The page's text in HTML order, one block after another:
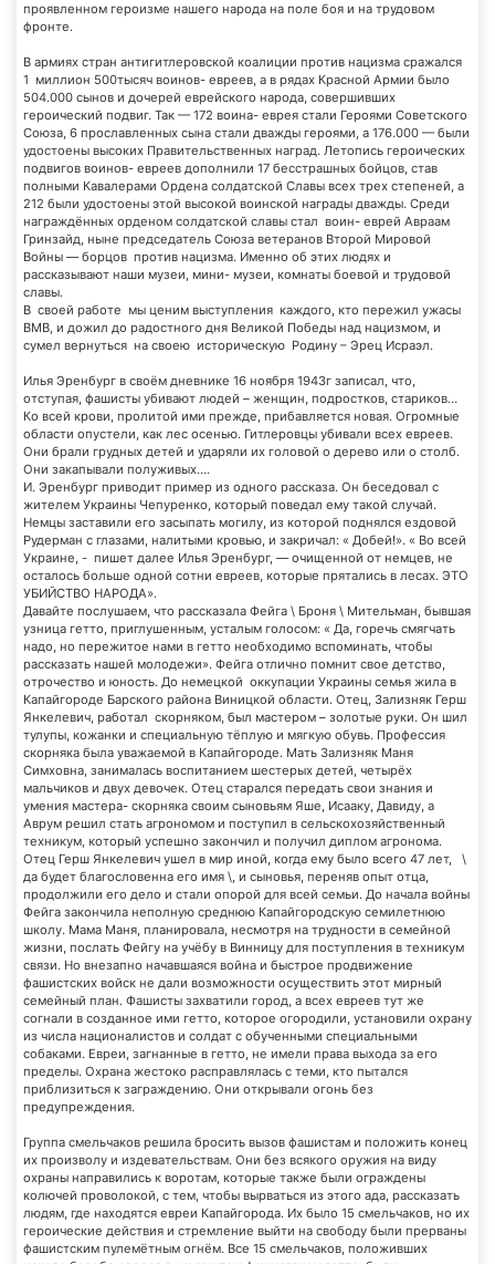
проявленном героизме нашего народа на поле боя и на трудовом
фронте.
В армиях стран антигитлеровской коалиции против нацизма сражался
1 миллион 500тысяч воинов- евреев, а в рядах Красной Армии было
504.000 сынов и дочерей еврейского народа, совершивших
героический подвиг. Так — 172 воина- еврея стали Героями Советского
Союза, 6 прославленных сына стали дважды героями, а 176.000 — были
удостоены высоких Правительственных наград. Летопись героических
подвигов воинов- евреев дополнили 17 бесстрашных бойцов, став
полными Кавалерами Ордена солдатской Славы всех трех степеней, а
212 были удостоены этой высокой воинской награды дважды. Среди
награждённых орденом солдатской славы стал воин- еврей Авраам
Гринзайд, ныне председатель Союза ветеранов Второй Мировой
Войны — борцов против нацизма. Именно об этих людях и
рассказывают наши музеи, мини- музеи, комнаты боевой и трудовой
славы.
В своей работе мы ценим выступления каждого, кто пережил ужасы
ВМВ, и дожил до радостного дня Великой Победы над нацизмом, и
сумел вернуться на своею историческую Родину – Эрец Исраэл.
Илья Эренбург в своём дневнике 16 ноября 1943г записал, что,
отступая, фашисты убивают людей – женщин, подростков, стариков…
Ко всей крови, пролитой ими прежде, прибавляется новая. Огромные
области опустели, как лес осенью. Гитлеровцы убивали всех евреев.
Они брали грудных детей и ударяли их головой о дерево или о столб.
Они закапывали полуживых….
И. Эренбург приводит пример из одного рассказа. Он беседовал с
жителем Украины Чепуренко, который поведал ему такой случай.
Немцы заставили его засыпать могилу, из которой поднялся ездовой
Рудерман с глазами, налитыми кровью, и закричал: « Добей!». « Во всей
Украине, - пишет далее Илья Эренбург, — очищенной от немцев, не
осталось больше одной сотни евреев, которые прятались в лесах. ЭТО
УБИЙСТВО НАРОДА».
Давайте послушаем, что рассказала Фейга \ Броня \ Мительман, бывшая
узница гетто, приглушенным, усталым голосом: « Да, горечь смягчать
надо, но пережитое нами в гетто необходимо вспоминать, чтобы
рассказать нашей молодежи». Фейга отлично помнит свое детство,
отрочество и юность. До немецкой оккупации Украины семья жила в
Капайгороде Барского района Виницкой области. Отец, Зализняк Герш
Янкелевич, работал скорняком, был мастером – золотые руки. Он шил
тулупы, кожанки и специальную тёплую и мягкую обувь. Профессия
скорняка была уважаемой в Капайгороде. Мать Зализняк Маня
Симховна, занималась воспитанием шестерых детей, четырёх
мальчиков и двух девочек. Отец старался передать свои знания и
умения мастера- скорняка своим сыновьям Яше, Исааку, Давиду, а
Аврум решил стать агрономом и поступил в сельскохозяйственный
техникум, который успешно закончил и получил диплом агронома.
Отец Герш Янкелевич ушел в мир иной, когда ему было всего 47 лет, \
да будет благословенна его имя \, и сыновья, переняв опыт отца,
продолжили его дело и стали опорой для всей семьи. До начала войны
Фейга закончила неполную среднюю Капайгородскую семилетнюю
школу. Мама Маня, планировала, несмотря на трудности в семейной
жизни, послать Фейгу на учёбу в Винницу для поступления в техникум
связи. Но внезапно начавшаяся война и быстрое продвижение
фашистских войск не дали возможности осуществить этот мирный
семейный план. Фашисты захватили город, а всех евреев тут же
согнали в созданное ими гетто, которое огородили, установили охрану
из числа националистов и солдат с обученными специальными
собаками. Евреи, загнанные в гетто, не имели права выхода за его
пределы. Охрана жестоко расправлялась с теми, кто пытался
приблизиться к заграждению. Они открывали огонь без
предупреждения.
Группа смельчаков решила бросить вызов фашистам и положить конец
их произволу и издевательствам. Они без всякого оружия на виду
охраны направились к воротам, которые также были ограждены
колючей проволокой, с тем, чтобы вырваться из этого ада, рассказать
людям, где находятся евреи Капайгорода. Их было 15 смельчаков, но их
героические действия и стремление выйти на свободу были прерваны
фашистским пулемётным огнём. Все 15 смельчаков, положивших